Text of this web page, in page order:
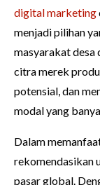
digital marketing
menjadi pilihan
masyarakat desa
citra merek
potensial, dan
modal yang
Dalam
rekomendasikan
pasar global.